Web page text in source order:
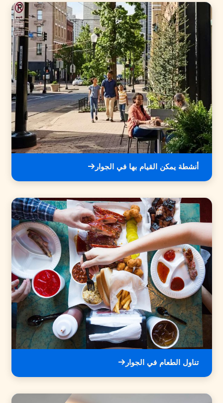
أنشطة يمكن القيام بها في الجوار
تناول الطعام في الجوار